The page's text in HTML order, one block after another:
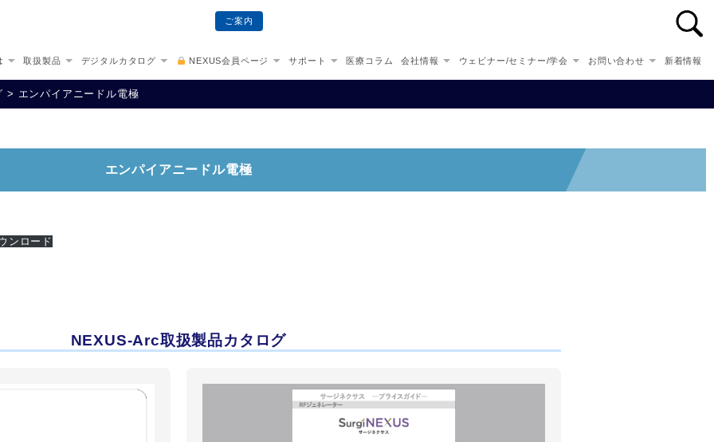
取扱製品 デジタルカタログ NEXUS会員ページ サポート 医療コラム 会社情報 ウェビナー/セミナー/学会 お問い合わせ 新着情報
ご案内
> エンパイアニードル電極
エンパイアニードル電極
ンロード
NEXUS-Arc取扱製品カタログ